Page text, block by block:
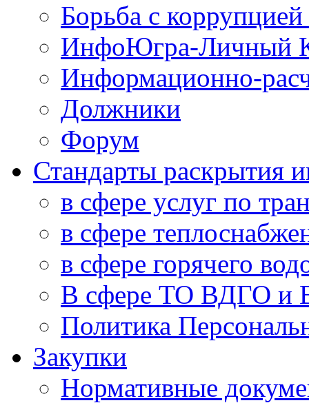
Борьба с
ИнфоЮгра-Личный
Информационно-
Должники
Форум
Стандарты раскрытия
в сфере услуг по
в сфере
в сфере горячего
В сфере ТО ВДГО и
Политика
Закупки
Нормативные